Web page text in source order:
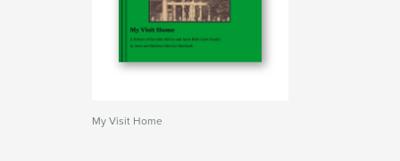
My Visit Home